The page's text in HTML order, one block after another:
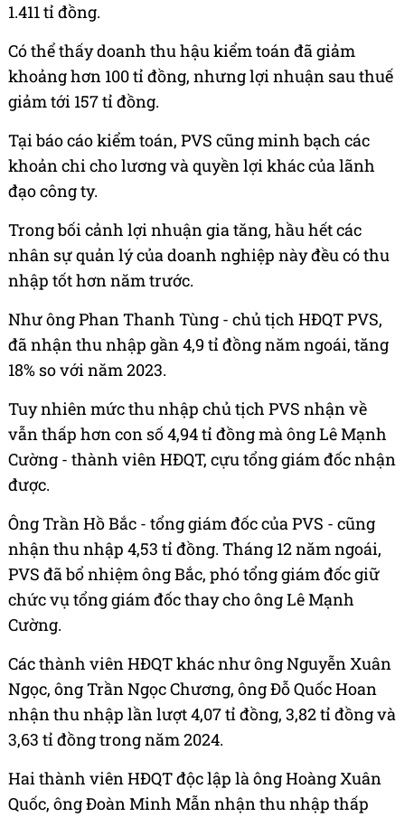
1.411 tỉ đồng.
Có thể thấy doanh thu hậu kiểm toán đã giảm
khoảng hơn 100 tỉ đồng, nhưng lợi nhuận sau thuế
giảm tới 157 tỉ đồng.
Tại báo cáo kiểm toán, PVS cũng minh bạch các
khoản chi cho lương và quyền lợi khác của lãnh
đạo công ty.
Trong bối cảnh lợi nhuận gia tăng, hầu hết các
nhân sự quản lý của doanh nghiệp này đều có thu
nhập tốt hơn năm trước.
Như ông Phan Thanh Tùng - chủ tịch HĐQT PVS,
đã nhận thu nhập gần 4,9 tỉ đồng năm ngoái, tăng
18% so với năm 2023.
Tuy nhiên mức thu nhập chủ tịch PVS nhận về
vẫn thấp hơn con số 4,94 tỉ đồng mà ông Lê Mạnh
Cường - thành viên HĐQT, cựu tổng giám đốc nhận
được.
Ông Trần Hồ Bắc - tổng giám đốc của PVS - cũng
nhận thu nhập 4,53 tỉ đồng. Tháng 12 năm ngoái,
PVS đã bổ nhiệm ông Bắc, phó tổng giám đốc giữ
chức vụ tổng giám đốc thay cho ông Lê Mạnh
Cường.
Các thành viên HĐQT khác như ông Nguyễn Xuân
Ngọc, ông Trần Ngọc Chương, ông Đỗ Quốc Hoan
nhận thu nhập lần lượt 4,07 tỉ đồng, 3,82 tỉ đồng và
3,63 tỉ đồng trong năm 2024.
Hai thành viên HĐQT độc lập là ông Hoàng Xuân
Quốc, ông Đoàn Minh Mẫn nhận thu nhập thấp